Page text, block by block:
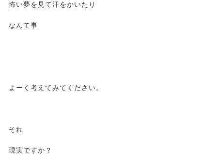
怖い夢を見て汗をかいたり
なんて事
よーく考えてみてください。
それ
現実ですか？